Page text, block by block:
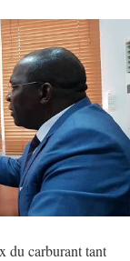
du carburant tant